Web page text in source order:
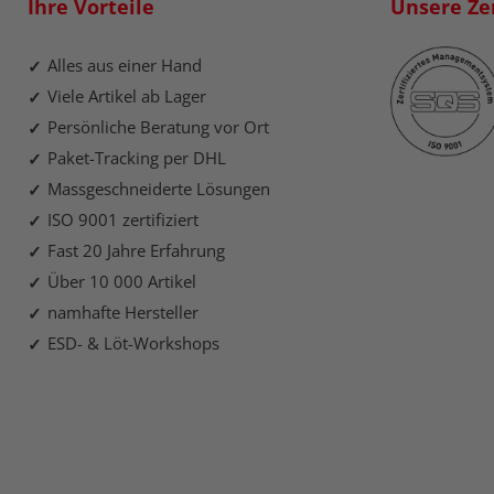
Ihre Vorteile
Alles aus einer Hand
Viele Artikel ab Lager
Persönliche Beratung vor Ort
Paket-Tracking per DHL
Massgeschneiderte Lösungen
ISO 9001 zertifiziert
Fast 20 Jahre Erfahrung
Über 10 000 Artikel
namhafte Hersteller
ESD- & Löt-Workshops
Unsere